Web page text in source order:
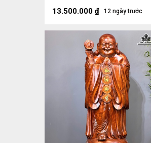
12 ngày trước
13.500.000 ₫